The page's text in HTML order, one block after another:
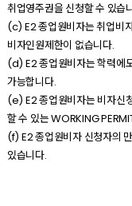
취업영주권을 신청할 수 있습
(c) E2 종업원비자는 취업비
비자인원제한이 없습니다.
(d) E2 종업원비자는 학력에
가능합니다.
(e) E2 종업원비자는 비자신
할 수 있는 WORKING
(f) E2 종업원비자 신청자의
있습니다.